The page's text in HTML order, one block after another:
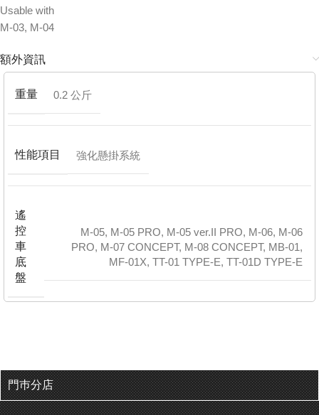
Usable with
M-03, M-04
額外資訊
重量 0.2 公斤
性能項目 強化懸掛系統
遙
控
車
底
盤
M-05, M-05 PRO, M-05 ver.II PRO, M-06, M-06
PRO, M-07 CONCEPT, M-08 CONCEPT, MB-01,
MF-01X, TT-01 TYPE-E, TT-01D TYPE-E
門巿分店